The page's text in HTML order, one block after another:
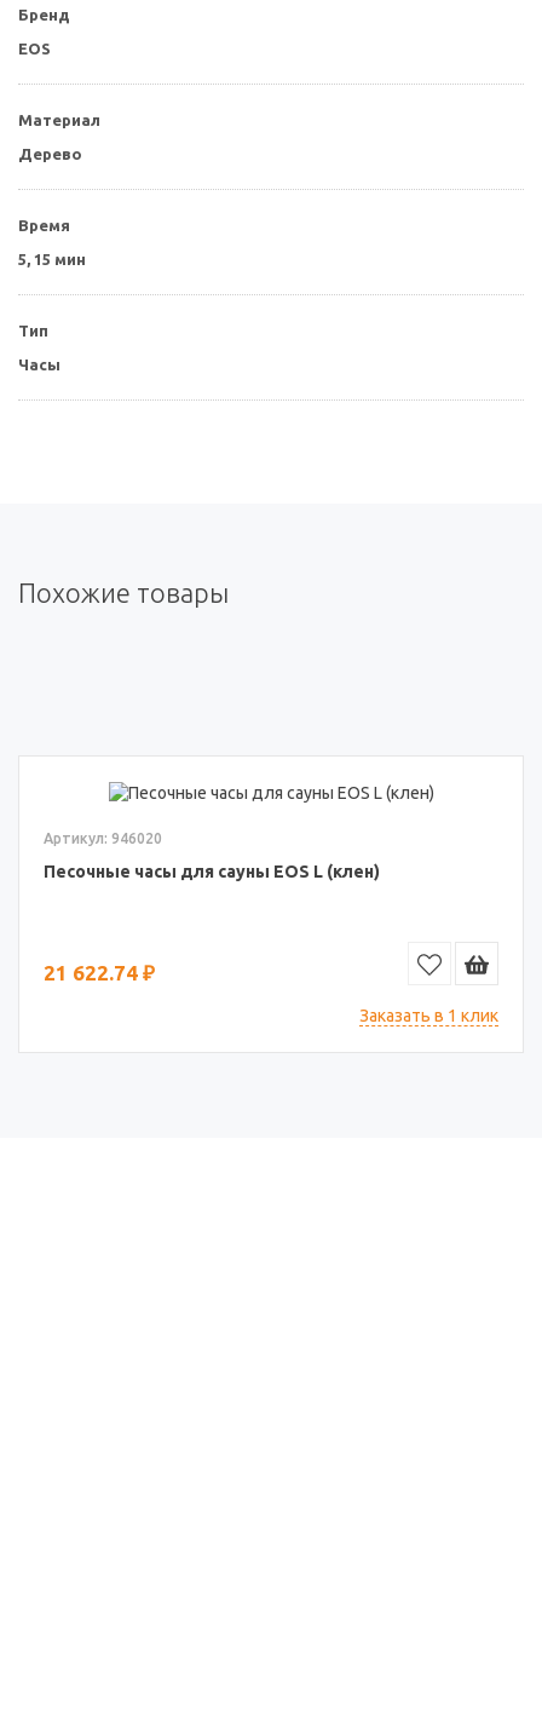
Бренд
EOS
Материал
Дерево
Время
5, 15 мин
Тип
Часы
Похожие товары
Артикул: 946020
Песочные часы для сауны EOS L (клен)
21 622.74 ₽
Заказать в 1 клик